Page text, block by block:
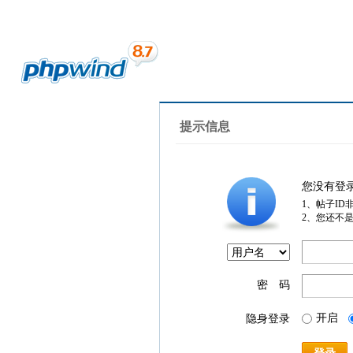
提示信息
您没有登
1、帖子ID
2、您还不
密 码
隐身登录 开启